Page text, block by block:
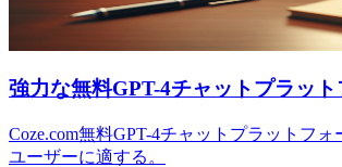
強力な無料GPT-4チャットプラット
Coze.com無料GPT-4チャットプラットフ
ユーザーに適する。